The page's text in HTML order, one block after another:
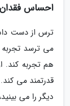
احساس
ترس از دست
می ترسد
هم تجربه کند.
قدرتمند می
دیگر را می